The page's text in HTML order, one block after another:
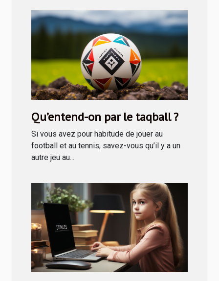
Qu’entend-on par le taqball ?
Si vous avez pour habitude de jouer au
football et au tennis, savez-vous qu’il y a un
autre jeu au...